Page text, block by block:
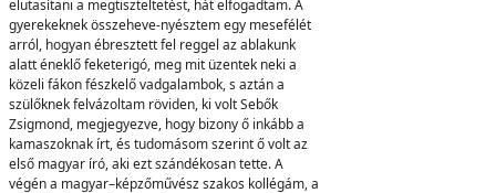
elutasítani a megtiszteltetést, hát elfogadtam. A
gyerekeknek összeheve-nyésztem egy mesefélét
arról, hogyan ébresztett fel reggel az ablakunk
alatt éneklő feketerigó, meg mit üzentek neki a
közeli fákon fészkelő vadgalambok, s aztán a
szülőknek felvázoltam röviden, ki volt Sebők
Zsigmond, megjegyezve, hogy bizony ő inkább a
kamaszoknak írt, és tudomásom szerint ő volt az
első magyar író, aki ezt szándékosan tette. A
végén a magyar–képzőművész szakos kollégám, a